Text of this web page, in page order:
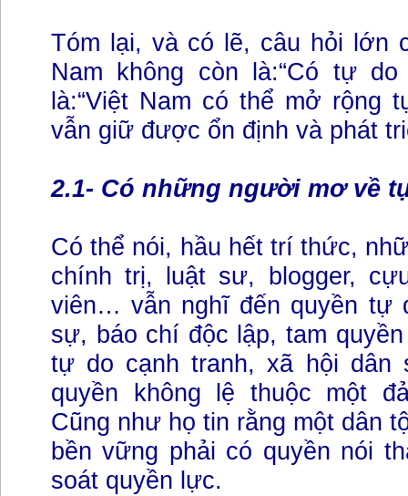
Tóm lại, và có lẽ, câu hỏi lớn
Nam không còn là:“Có tự do
là:“Việt Nam có thể mở rộng
vẫn giữ được ổn định và phát
2.1- Có những người mơ về
Có thể nói, hầu hết trí thức,
chính trị, luật sư, blogger,
viên… vẫn nghĩ đến quyền tự
sự, báo chí độc lập, tam
tự do cạnh tranh, xã hội dân
quyền không lệ thuộc một
Cũng như họ tin rằng một dân
bền vững phải có quyền nói
soát quyền lực.